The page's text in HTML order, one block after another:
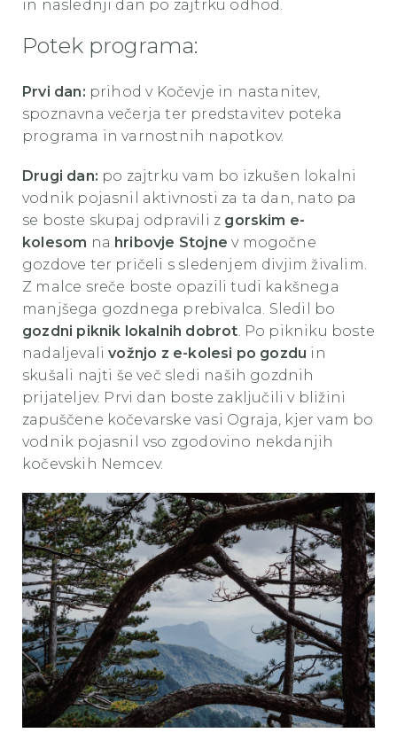
in naslednji dan po zajtrku odhod.
Potek programa:
Prvi dan: prihod v Kočevje in nastanitev,
spoznavna večerja ter predstavitev poteka
programa in varnostnih napotkov.
Drugi dan: po zajtrku vam bo izkušen lokalni
vodnik pojasnil aktivnosti za ta dan, nato pa
se boste skupaj odpravili z gorskim e-
kolesom na hribovje Stojne v mogočne
gozdove ter pričeli s sledenjem divjim živalim.
Z malce sreče boste opazili tudi kakšnega
manjšega gozdnega prebivalca. Sledil bo
gozdni piknik lokalnih dobrot. Po pikniku boste
nadaljevalivožnjo z e-kolesi po gozdu in
skušali najti še več sledi naših gozdnih
prijateljev. Prvi dan boste zaključili v bližini
zapuščene kočevarske vasi Ograja, kjer vam bo
vodnik pojasnil vso zgodovino nekdanjih
kočevskih Nemcev.